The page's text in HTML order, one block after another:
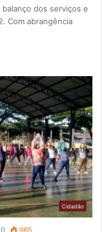
dos serviços e
Com abrangência
Cidadão
0 985